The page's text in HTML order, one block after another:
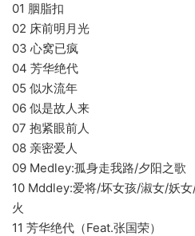
01 胭脂扣
02 床前明月光
03 心窝已疯
04 芳华绝代
05 似水流年
06 似是故人来
07 抱紧眼前人
08 亲密爱人
09 Medley:孤身走我路/夕阳之歌
10 Mddley:爱将/坏女孩/淑女/妖
火
11 芳华绝代（Feat.张国荣）